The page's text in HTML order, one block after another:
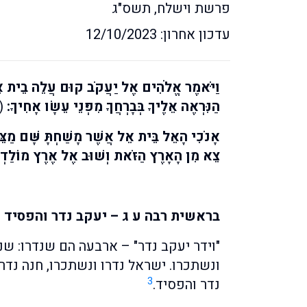
פרשת וישלח, תשס"ג
עדכון אחרון: 12/10/2023
וַיֹּאמֶר אֱלֹהִים אֶל יַעֲקֹב קוּם עֲלֵה
הַנִּרְאֶה אֵלֶיךָ בְּבָרְחֲךָ מִפְּנֵי עֵשָׂו אָחִיךָ:
אָנֹכִי הָאֵל בֵּית אֵל אֲשֶׁר מָשַׁחְתָּ שָּׁם
צֵא מִן הָאָרֶץ הַזֹּאת וְשׁוּב אֶל אֶרֶץ
בראשית רבה ע ג – יעקב נדר והפסיד
"וידר יעקב נדר" – ארבעה הם שנדרו:
ונשתכרו. ישראל נדרו ונשתכרו, חנה
נדר והפסיד.3